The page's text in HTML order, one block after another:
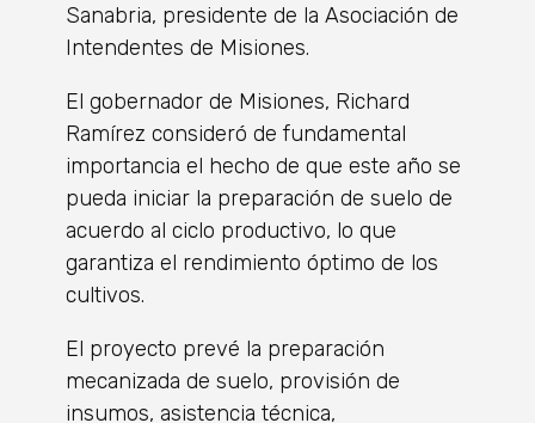
Sanabria, presidente de la Asociación de
Intendentes de Misiones.
El gobernador de Misiones, Richard
Ramírez consideró de fundamental
importancia el hecho de que este año se
pueda iniciar la preparación de suelo de
acuerdo al ciclo productivo, lo que
garantiza el rendimiento óptimo de los
cultivos.
El proyecto prevé la preparación
mecanizada de suelo, provisión de
insumos, asistencia técnica,